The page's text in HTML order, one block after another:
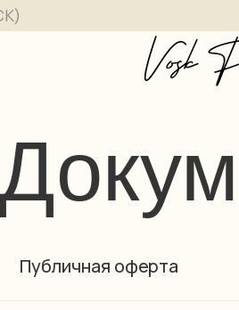
Публичная оферта